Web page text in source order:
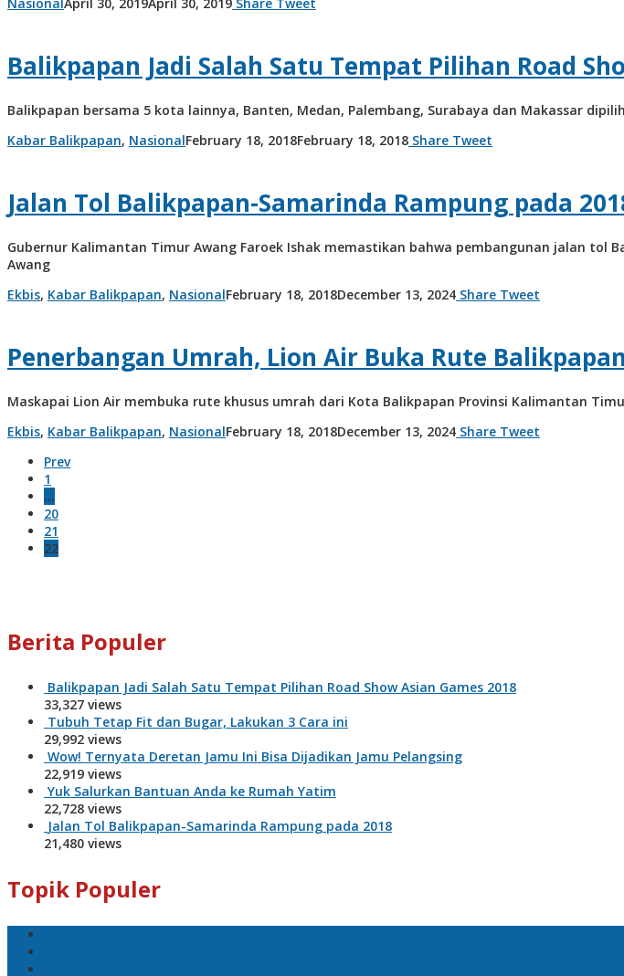
Balikpapan Jadi Salah Satu Tempat Pilihan Road
Balikpapan bersama 5 kota lainnya, Banten, Medan, Palembang, Surabaya dan Makassar
Kabar Balikpapan, NasionalFebruary 18, 2018February 18, 2018by
Share Tweet
Jalan Tol Balikpapan-Samarinda Rampung pada
Gubernur Kalimantan Timur Awang Faroek Ishak memastikan bahwa pembangunan jalan tol
Awang
Ekbis, Kabar Balikpapan, NasionalFebruary 18, 2018December 13, 2024by
Share Tweet
Penerbangan Umrah, Lion Air Buka Rute
Maskapai Lion Air membuka rute khusus umrah dari Kota Balikpapan Provinsi Kalimantan
Ekbis, Kabar Balikpapan, NasionalFebruary 18, 2018December 13, 2024by
Share Tweet
Prev
1
…
20
21
22
Berita Populer
Balikpapan Jadi Salah Satu Tempat Pilihan Road Show Asian Games 2018
33,327 views
Tubuh Tetap Fit dan Bugar, Lakukan 3 Cara ini
29,992 views
Wow! Ternyata Deretan Jamu Ini Bisa Dijadikan Jamu Pelangsing
22,919 views
Yuk Salurkan Bantuan Anda ke Rumah Yatim
22,728 views
Jalan Tol Balikpapan-Samarinda Rampung pada 2018
21,480 views
Topik Populer